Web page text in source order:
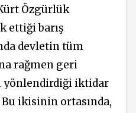
Özgürlük
ettiği barış
devletin tüm
rağmen geri
yönlendirdiği iktidar
Bu ikisinin ortasında,